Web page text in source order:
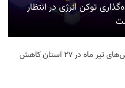
توکن انرژی در انتظار
گزارش شاپرک: تعداد تراکنش‌های تیر ماه در ۲۷ استان‌ کاهش